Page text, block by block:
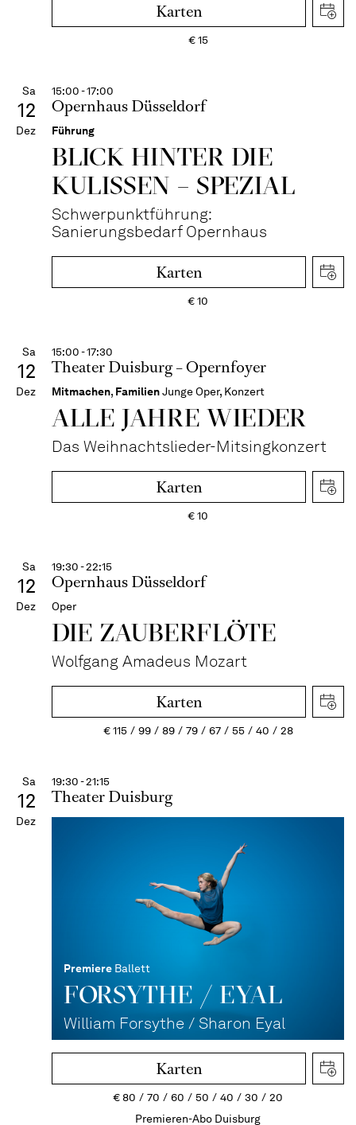
Karten
€15
Sa
12
Dez
15:00 - 17:00
Opernhaus Düsseldorf
Führung
BLICK HINTER DIE
KULISSEN – SPEZIAL
Schwerpunktführung:
Sanierungsbedarf Opernhaus
Karten
€10
Sa
12
Dez
15:00 - 17:30
Theater Duisburg – Opernfoyer
Mitmachen, FamilienJunge Oper, Konzert
ALLE JAHRE WIEDER
Das Weihnachtslieder-Mitsingkonzert
Karten
€10
Sa
12
Dez
19:30 - 22:15
Opernhaus Düsseldorf
Oper
DIE ZAUBER­FLÖTE
Wolfgang Amadeus Mozart
Karten
€115 99 89 79 67 55 40 28
Sa
12
Dez
19:30 - 21:15
Theater Duisburg
Premiere Ballett
FORSYTHE / EYAL
William Forsythe / Sharon Eyal
Karten
€80 70 60 50 40 30
20
Premieren-Abo Duisburg